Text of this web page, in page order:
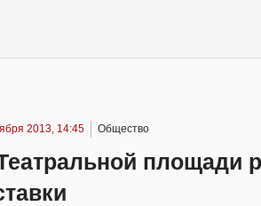
2013, 14:45 Общество
площади